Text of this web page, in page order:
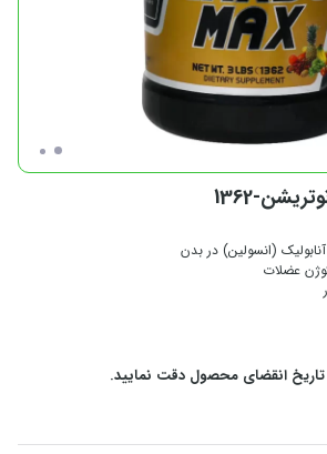
1362
(انسولین) در بدن
عضلات
تاریخ انقضای محصول دقت نمایید.